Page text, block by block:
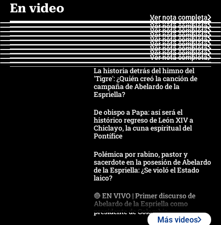
En video
Ver nota completa
Ver nota completa
Ver nota completa
Ver nota completa
Ver nota completa
Ver nota completa
Ver nota completa
Ver nota completa
Ver nota completa
Ver nota completa
La historia detrás del himno del
'Tigre': ¿Quién creó la canción de
campaña de Abelardo de la
Espriella?
De obispo a Papa: así será el
histórico regreso de León XIV a
Chiclayo, la cuna espiritual del
Pontífice
Polémica por rabino, pastor y
sacerdote en la posesión de Abelardo
de la Espriella: ¿Se violó el Estado
laico?
🔴 EN VIVO | Primer discurso de
Abelardo de la Espriella como
presidente de Colombia
Más videos